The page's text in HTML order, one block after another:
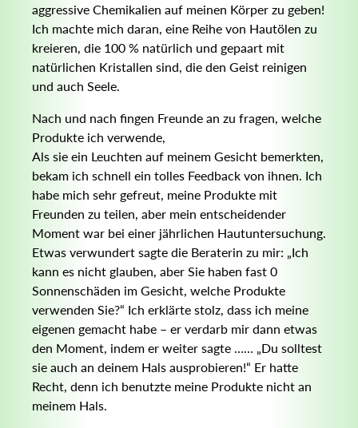
aggressive Chemikalien auf meinen Körper zu geben!
Ich machte mich daran, eine Reihe von Hautölen zu
kreieren, die 100 % natürlich und gepaart mit
natürlichen Kristallen sind, die den Geist reinigen
und auch Seele.
Nach und nach fingen Freunde an zu fragen, welche
Produkte ich verwende,
Als sie ein Leuchten auf meinem Gesicht bemerkten,
bekam ich schnell ein tolles Feedback von ihnen. Ich
habe mich sehr gefreut, meine Produkte mit
Freunden zu teilen, aber mein entscheidender
Moment war bei einer jährlichen Hautuntersuchung.
Etwas verwundert sagte die Beraterin zu mir: „Ich
kann es nicht glauben, aber Sie haben fast 0
Sonnenschäden im Gesicht, welche Produkte
verwenden Sie?“ Ich erklärte stolz, dass ich meine
eigenen gemacht habe – er verdarb mir dann etwas
den Moment, indem er weiter sagte …… „Du solltest
sie auch an deinem Hals ausprobieren!“ Er hatte
Recht, denn ich benutzte meine Produkte nicht an
meinem Hals.